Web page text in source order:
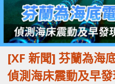
[XF 新聞] 芬蘭為海
偵測海床震動及早